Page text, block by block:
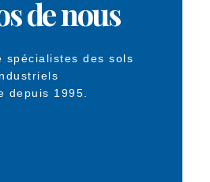
de nous
spécialistes des sols
depuis 1995.